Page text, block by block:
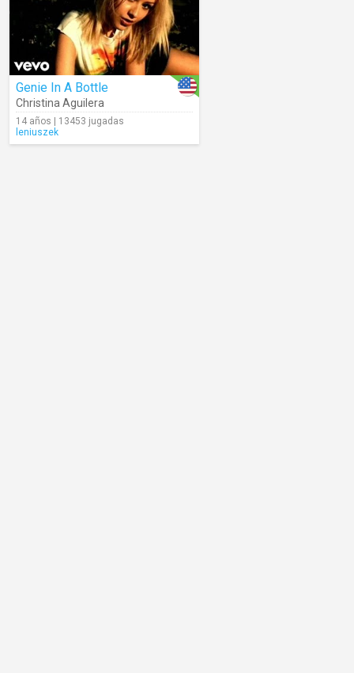
Genie In A Bottle
Christina Aguilera
14 años | 13453 jugadas
leniuszek